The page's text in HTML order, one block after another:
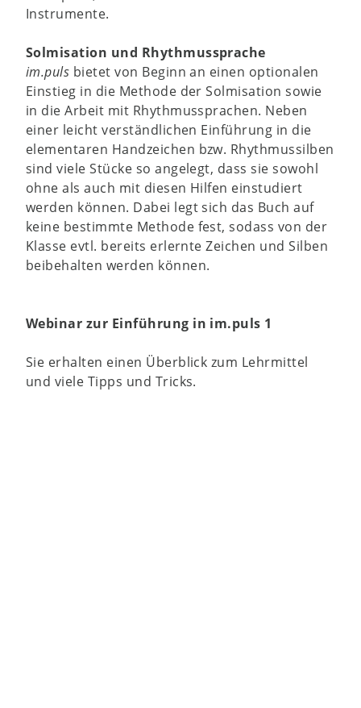
Instrumente.
Solmisation und Rhythmussprache
im.puls bietet von Beginn an einen optionalen
Einstieg in die Methode der Solmisation sowie
in die Arbeit mit Rhythmussprachen. Neben
einer leicht verständlichen Einführung in die
elementaren Handzeichen bzw. Rhythmussilben
sind viele Stücke so angelegt, dass sie sowohl
ohne als auch mit diesen Hilfen einstudiert
werden können. Dabei legt sich das Buch auf
keine bestimmte Methode fest, sodass von der
Klasse evtl. bereits erlernte Zeichen und Silben
beibehalten werden können.
Webinar zur Einführung in im.puls 1
Sie erhalten einen Überblick zum Lehrmittel
und viele Tipps und Tricks.